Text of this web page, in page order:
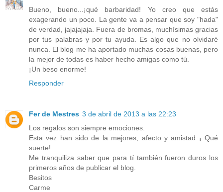
Bueno, bueno...¡qué barbaridad! Yo creo que estás
exagerando un poco. La gente va a pensar que soy "hada"
de verdad, jajajajaja. Fuera de bromas, muchísimas gracias
por tus palabras y por tu ayuda. Es algo que no olvidaré
nunca. El blog me ha aportado muchas cosas buenas, pero
la mejor de todas es haber hecho amigas como tú.
¡Un beso enorme!
Responder
Fer de Mestres 3 de abril de 2013 a las 22:23
Los regalos son siempre emociones.
Esta vez han sido de la mejores, afecto y amistad ¡ Qué
suerte!
Me tranquiliza saber que para tí también fueron duros los
primeros años de publicar el blog.
Besitos
Carme